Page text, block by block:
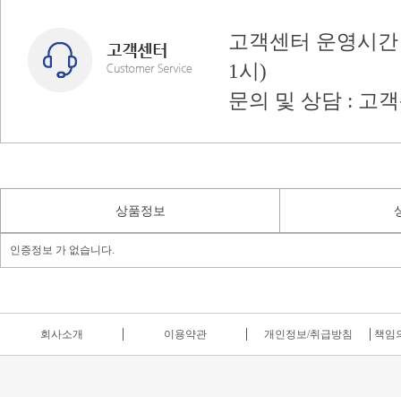
고객센터 운영시
1시)
문의 및 상담 : 고
상품정보
인증정보 가 없습니다.
회사소개 이용약관 개인정보/취급방침 책임